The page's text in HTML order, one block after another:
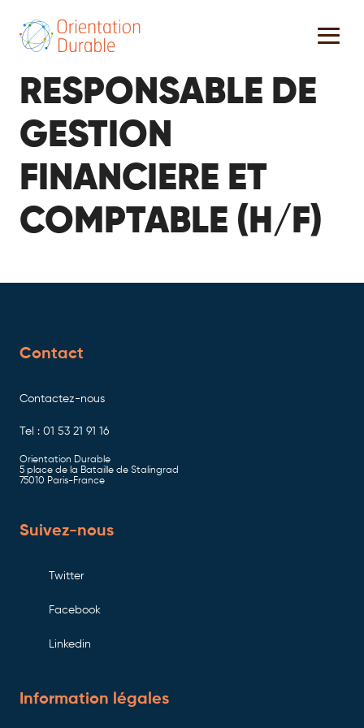
RESPONSABLE DE
GESTION
FINANCIERE ET
COMPTABLE (H/F)
Contact
Contactez-nous
Tel : 01 53 21 91 16
Orientation Durable
5 place de la Bataille de Stalingrad
75010 Paris-France
Suivez-nous
Twitter
Facebook
Linkedin
Information légales